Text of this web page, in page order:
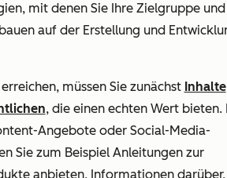
mit denen Sie Ihre Zielgruppe und
auf der Erstellung und
müssen Sie zunächst Inhalte
, die einen echten Wert bieten.
Angebote oder Social-Media-
Sie zum Beispiel Anleitungen zur
anbieten, Informationen